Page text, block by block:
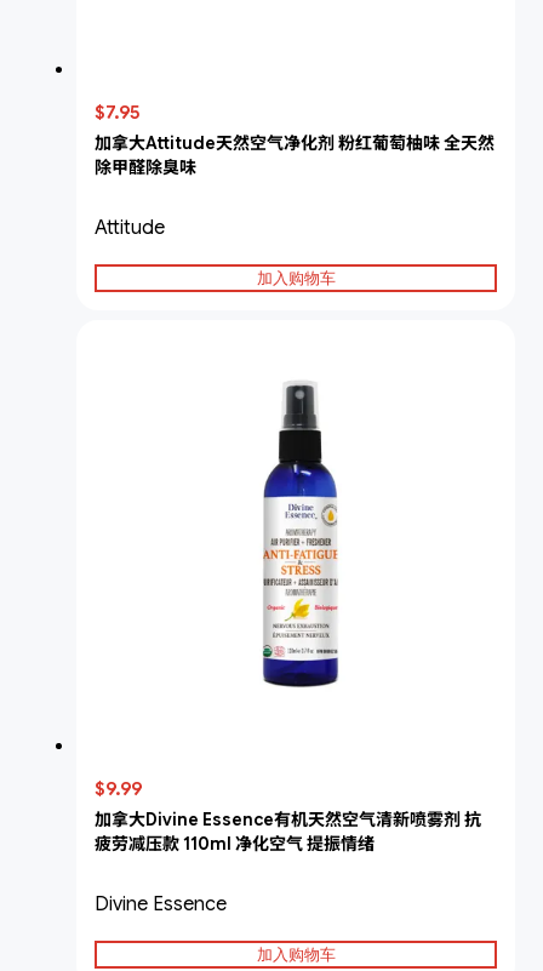
$7.95
加拿大Attitude天然空气净化剂 粉红葡萄柚味 全天然
除甲醛除臭味
Attitude
加入购物车
$9.99
加拿大Divine Essence有机天然空气清新喷雾剂 抗
疲劳减压款 110ml 净化空气 提振情绪
Divine Essence
加入购物车